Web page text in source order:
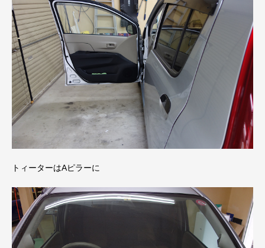
トィーターはAピラーに